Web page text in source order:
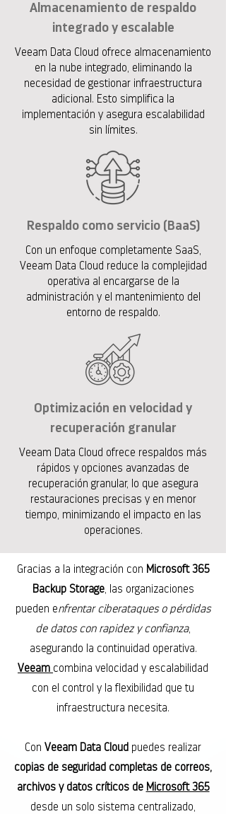
Almacenamiento de respaldo
integrado y escalable
Veeam Data Cloud ofrece almacenamiento
en la nube integrado, eliminando la
necesidad de gestionar infraestructura
adicional. Esto simplifica la
implementación y asegura escalabilidad
sin límites.
Respaldo como servicio (BaaS)
Con un enfoque completamente SaaS,
Veeam Data Cloud reduce la complejidad
operativa al encargarse de la
administración y el mantenimiento del
entorno de respaldo.
Optimización en velocidad y
recuperación granular
Veeam Data Cloud ofrece respaldos más
rápidos y opciones avanzadas de
recuperación granular, lo que asegura
restauraciones precisas y en menor
tiempo, minimizando el impacto en las
operaciones.
Gracias a la integración con Microsoft 365
Backup Storage, las organizaciones
pueden enfrentar ciberataques o pérdidas
de datos con rapidez y confianza,
asegurando la continuidad operativa.
Veeam combina velocidad y escalabilidad
con el control y la flexibilidad que tu
infraestructura necesita.
Con Veeam Data Cloud puedes realizar
copias de seguridad completas de correos,
archivos y datos críticos de Microsoft 365
desde un solo sistema centralizado,